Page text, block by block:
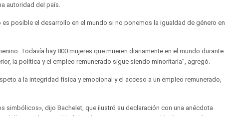
autoridad del país.
posible el desarrollo en el mundo si no ponemos la igualdad de género en
Todavía hay 800 mujeres que mueren diariamente en el mundo durante
la política y el empleo remunerado sigue siendo minoritaria”, agregó.
a la integridad física y emocional y el acceso a un empleo remunerado,
simbólicos», dijo Bachelet, que ilustró su declaración con una anécdota